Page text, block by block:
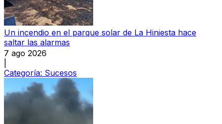
Un incendio en el parque solar de La Hiniesta hace
saltar las alarmas
7 ago 2026
Categoría: Sucesos